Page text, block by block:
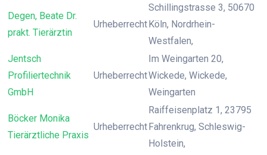
Degen, Beate Dr.
prakt. Tierärztin
Urheberrecht
Schillingstrasse 3, 50670
Köln, Nordrhein-
Westfalen,
Jentsch
Profiliertechnik
GmbH
Urheberrecht
Im Weingarten 20,
Wickede, Wickede,
Weingarten
Böcker Monika
Tierärztliche Praxis
Urheberrecht
Raiffeisenplatz 1, 23795
Fahrenkrug, Schleswig-
Holstein,